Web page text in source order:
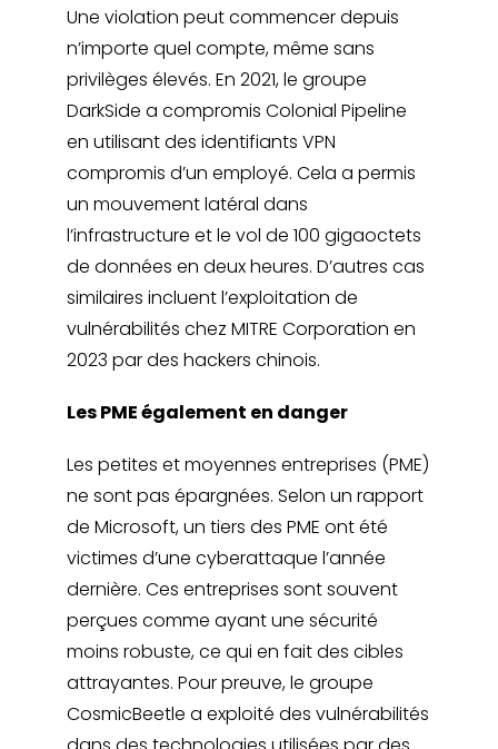
Une violation peut commencer depuis
n’importe quel compte, même sans
privilèges élevés. En 2021, le groupe
DarkSide a compromis Colonial Pipeline
en utilisant des identifiants VPN
compromis d’un employé. Cela a permis
un mouvement latéral dans
l’infrastructure et le vol de 100 gigaoctets
de données en deux heures. D’autres cas
similaires incluent l’exploitation de
vulnérabilités chez MITRE Corporation en
2023 par des hackers chinois.
Les PME également en danger
Les petites et moyennes entreprises (PME)
ne sont pas épargnées. Selon un rapport
de Microsoft, un tiers des PME ont été
victimes d’une cyberattaque l’année
dernière. Ces entreprises sont souvent
perçues comme ayant une sécurité
moins robuste, ce qui en fait des cibles
attrayantes. Pour preuve, le groupe
CosmicBeetle a exploité des vulnérabilités